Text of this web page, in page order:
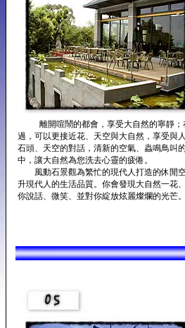
離開喧鬧的都會，享受大自然的寧靜；
過，可以更接近花、天空與大自然，享受與
石頭、天空的對話，清新的空氣、蟲鳴鳥叫
中，讓大自然為您洗去心靈的疲倦。
風動石景觀為繁忙的現代人打造的休閒
升現代人的生活品質。你會發現大自然一花
你說話、微笑、並對你綻放炫麗燦爛的光芒。